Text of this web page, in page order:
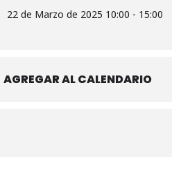
22 de Marzo de 2025 10:00 - 15:00
AGREGAR AL CALENDARIO